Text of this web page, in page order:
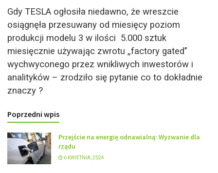
Gdy TESLA ogłosiła niedawno, że wreszcie
osiągnęła przesuwany od miesięcy poziom
produkcji modelu 3 w ilości 5.000 sztuk
miesięcznie używając zwrotu „factory gated’’
wychwyconego przez wnikliwych inwestorów i
analityków – zrodziło się pytanie co to dokładnie
znaczy ?
Poprzedni wpis
Przejście na energię odnawialną: Wyzwanie dla
rządu
6 KWIETNIA, 2024